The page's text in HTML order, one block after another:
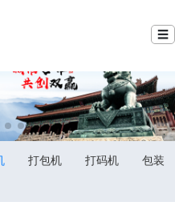
☰
打包机 打码机
包装